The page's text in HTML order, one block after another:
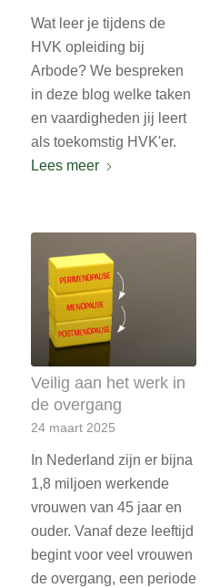
Wat leer je tijdens de
HVK opleiding bij
Arbode? We bespreken
in deze blog welke taken
en vaardigheden jij leert
als toekomstig HVK'er.
Lees meer
Veilig aan het werk in
de overgang
24 maart 2025
In Nederland zijn er bijna
1,8 miljoen werkende
vrouwen van 45 jaar en
ouder. Vanaf deze leeftijd
begint voor veel vrouwen
de overgang, een periode